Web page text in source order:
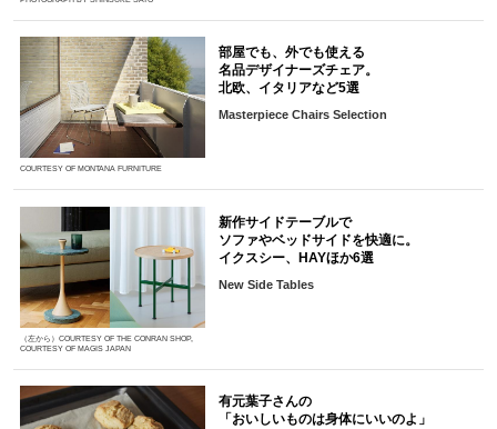
COURTESY OF MONTANA FURNITURE
部屋でも、外でも使える
名品デザイナーズチェア。
北欧、イタリアなど5選
Masterpiece Chairs Selection
（左から）COURTESY OF THE CONRAN SHOP,
COURTESY OF MAGIS JAPAN
新作サイドテーブルで
ソファやベッドサイドを快適に。
イクスシー、HAYほか6選
New Side Tables
有元葉子さんの
「おいしいものは身体にいいのよ」